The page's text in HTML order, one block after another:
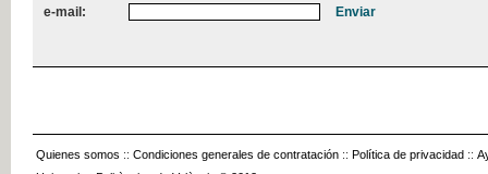
e-mail:
Quienes somos :: Condiciones generales de contratación :: Política de privacidad ::